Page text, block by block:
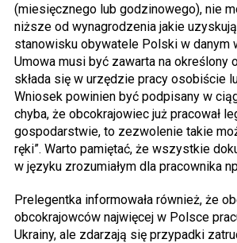
(miesięcznego lub godzinowego), nie
niższe od wynagrodzenia jakie
stanowisku obywatele Polski w danym
Umowa musi być zawarta na określony
składa się w urzędzie pracy osobiście
Wniosek powinien być podpisany w
chyba, że obcokrajowiec już pracował
gospodarstwie, to zezwolenie takie
ręki”. Warto pamiętać, że wszystkie
w języku zrozumiałym dla pracownika
Prelegentka informowała również, że
obcokrajowców najwięcej w Polsce
Ukrainy, ale zdarzają się przypadki